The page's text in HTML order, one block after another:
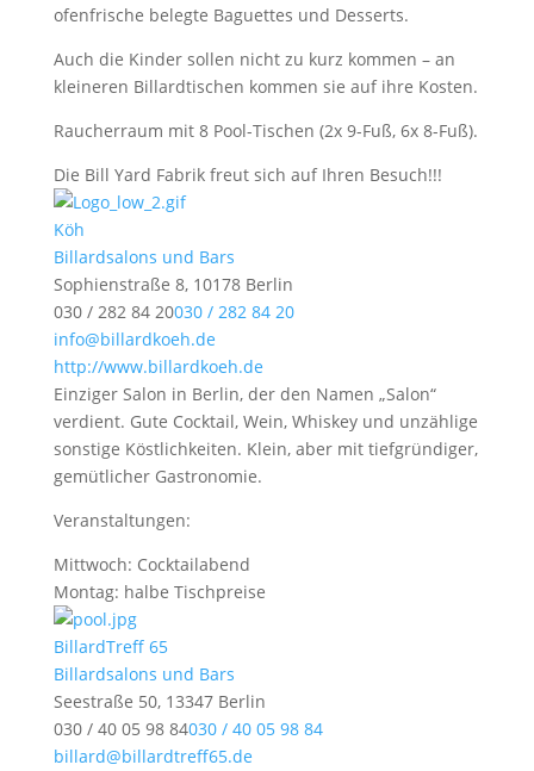
ofenfrische belegte Baguettes und Desserts.
Auch die Kinder sollen nicht zu kurz kommen – an
kleineren Billardtischen kommen sie auf ihre Kosten.
Raucherraum mit 8 Pool-Tischen (2x 9-Fuß, 6x 8-Fuß).
Die Bill Yard Fabrik freut sich auf Ihren Besuch!!!
Köh
Billardsalons und Bars
Sophienstraße 8, 10178 Berlin
030 / 282 84 20030 / 282 84 20
info@billardkoeh.de
http://www.billardkoeh.de
Einziger Salon in Berlin, der den Namen „Salon“
verdient. Gute Cocktail, Wein, Whiskey und unzählige
sonstige Köstlichkeiten. Klein, aber mit tiefgründiger,
gemütlicher Gastronomie.
Veranstaltungen:
Mittwoch: Cocktailabend
Montag: halbe Tischpreise
BillardTreff 65
Billardsalons und Bars
Seestraße 50, 13347 Berlin
030 / 40 05 98 84030 / 40 05 98 84
billard@billardtreff65.de